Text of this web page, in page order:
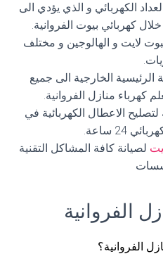
الكهربائي و الذي يؤدي الى
كهربائي بيوت الفروانية.
لايت و الهالوجين و مختلف
الرئيسية الخارجية الى جميع
كهرباء منازل الفروانية.
الاعطال الكهربائية في
ساعة.
لصيانة كافة المشاكل التقنية
الفروانية
الفروانية؟